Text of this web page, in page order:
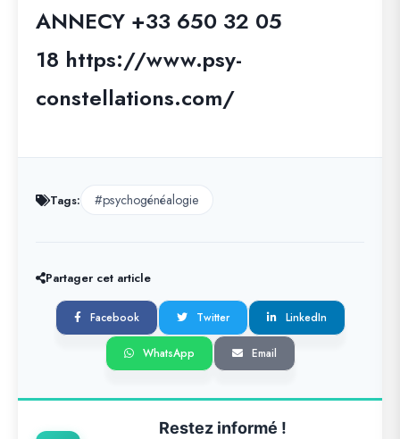
ANNECY +33 650 32 05
18 https://www.psy-
constellations.com/
Tags: #psychogénéalogie
Partager cet article
Facebook Twitter LinkedIn
WhatsApp Email
Restez informé !